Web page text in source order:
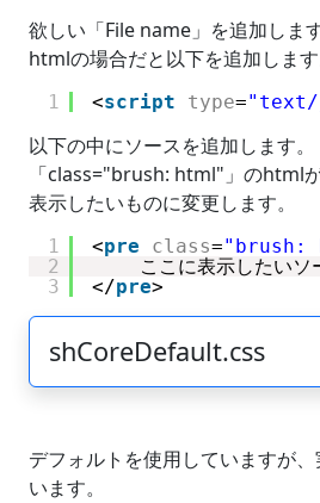
欲しい「File name」を追加します
htmlの場合だと以下を追加します
1 <script type="text/
以下の中にソースを追加します。
「class="brush: html"」のhtml
表示したいものに変更します。
1
2
3
<pre class="brush:
ここに表示したいソ
</pre>
shCoreDefault.css
デフォルトを使用していますが
います。